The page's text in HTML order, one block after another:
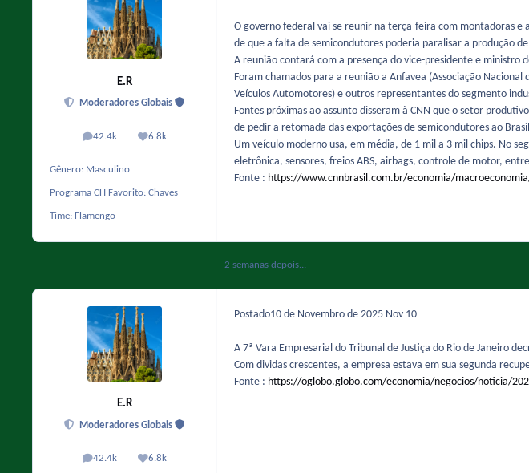
E.R
Moderadores Globais
42.4k
posts 6.8k
Reputação
Gênero: Masculino
Programa CH Favorito: Chaves
Time: Flamengo
O governo federal vai se reunir na terça-feira com montadoras e
de que a falta de semicondutores poderia paralisar a produção
A reunião contará com a presença do vice-presidente e ministro
Foram chamados para a reunião a Anfavea (Associação
Veículos Automotores) e outros representantes do segmento
Fontes próximas ao assunto disseram à CNN que o setor
de pedir a retomada das exportações de semicondutores ao
Um veículo moderno usa, em média, de 1 mil a 3 mil chips. No
eletrônica, sensores, freios ABS, airbags, controle de motor,
Fonte : https://www.cnnbrasil.com.br/economia/
2 semanas depois...
E.R
Moderadores Globais
42.4k
posts 6.8k
Reputação
Postado10 de Novembro de 2025 Nov 10
A 7ª Vara Empresarial do Tribunal de Justiça do Rio de Janeiro
Com dividas crescentes, a empresa estava em sua segunda
Fonte : https://oglobo.globo.com/economia/negocios/noticia/